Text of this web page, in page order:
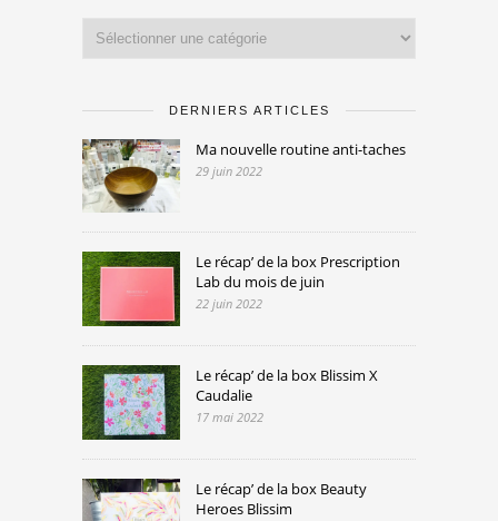
DERNIERS ARTICLES
Ma nouvelle routine anti-taches
29 juin 2022
Le récap’ de la box Prescription
Lab du mois de juin
22 juin 2022
Le récap’ de la box Blissim X
Caudalie
17 mai 2022
Le récap’ de la box Beauty
Heroes Blissim